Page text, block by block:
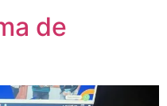
de